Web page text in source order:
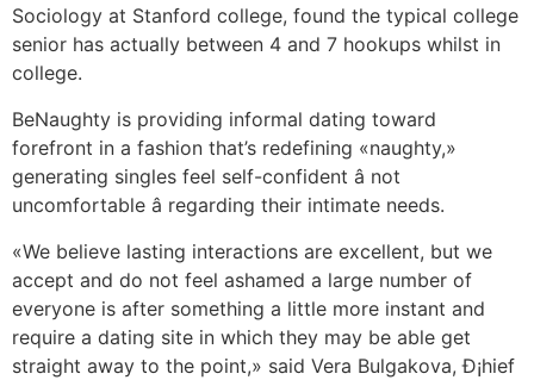
Sociology at Stanford college, found the typical college
senior has actually between 4 and 7 hookups whilst in
college.
BeNaughty is providing informal dating toward
forefront in a fashion that’s redefining «naughty,»
generating singles feel self-confident â not
uncomfortable â regarding their intimate needs.
«We believe lasting interactions are excellent, but we
accept and do not feel ashamed a large number of
everyone is after something a little more instant and
require a dating site in which they may be able get
straight away to the point,» said Vera Bulgakova, Ð¡hief